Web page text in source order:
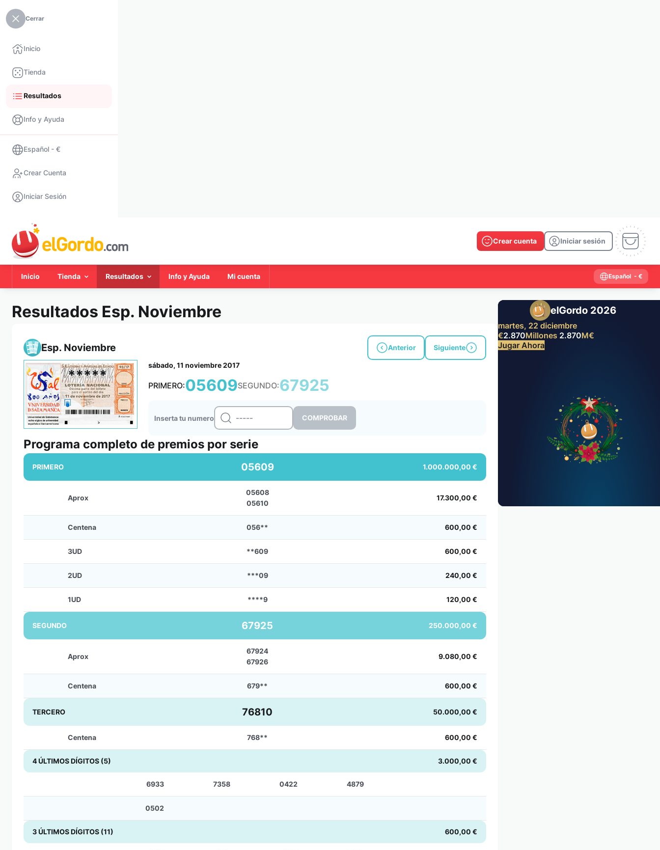
Cerrar
Inicio
Tienda
Resultados
Info y Ayuda
Español - €
Crear Cuenta
Iniciar Sesión
Crear cuenta Iniciar sesión
Inicio Tienda Resultados Info y Ayuda Mi cuenta Español - €
Resultados Esp. Noviembre
Esp. Noviembre Anterior Siguiente
sábado, 11 noviembre 2017
PRIMERO:05609SEGUNDO:67925
Inserta tu numero
*****
Programa completo de premios por serie
PRIMERO 05609 1.000.000,00 €
Aprox
05608
05610
17.300,00 €
Centena 056** 600,00 €
3UD **609 600,00 €
2UD ***09 240,00 €
1UD ****9 120,00 €
SEGUNDO 67925 250.000,00 €
Aprox
67924
67926
9.080,00 €
Centena 679** 600,00 €
TERCERO 76810 50.000,00 €
Centena 768** 600,00 €
4 ÚLTIMOS DÍGITOS (5) 3.000,00 €
6933 7358 0422 4879
0502
3 ÚLTIMOS DÍGITOS (11) 600,00 €
elGordo 2026
martes, 22 diciembre
€2.870Millones 2.870M€
Jugar Ahora
2023 2022
2018 2017 2016 2015
2012 2011 2010 2009
2006 2005 2004 2003